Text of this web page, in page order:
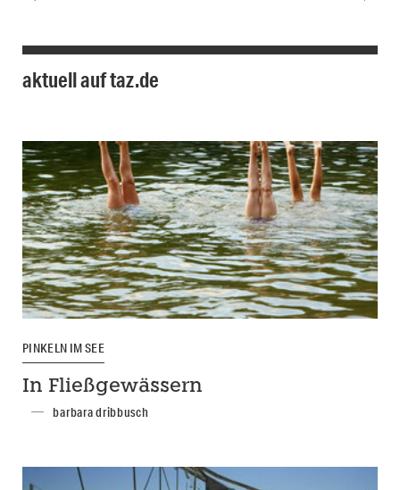
aktuell auf taz.de
PINKELN IM SEE
In Fließgewässern
barbara dribbusch